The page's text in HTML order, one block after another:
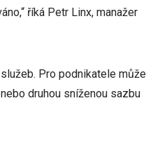
říká Petr Linx, manažer
Pro podnikatele může
druhou sníženou sazbu